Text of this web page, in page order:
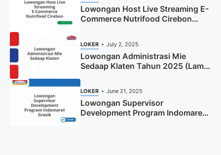
Lowongan Host Live Streaming E-
Commerce Nutrifood Cirebon
LOKER July 2, 2025
Lowongan Administrasi Mie
Sedaap Klaten Tahun 2025 (Lamar
LOKER June 21, 2025
Lowongan Supervisor
Development Program Indomaret